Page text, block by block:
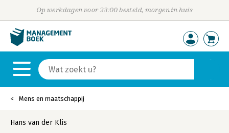
Op werkdagen voor 23:00 besteld, morgen in huis
Mens en maatschappij
Hans van der Klis